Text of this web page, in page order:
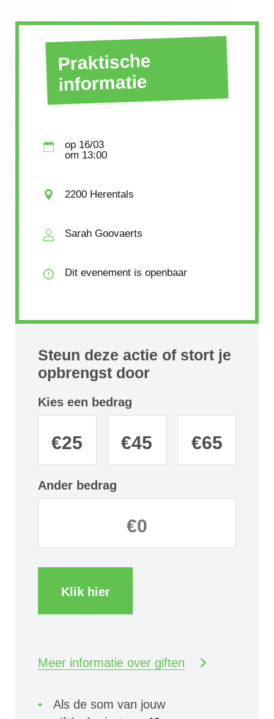
Praktische
informatie
op 16/03
om 13:00
2200 Herentals
Sarah Goovaerts
Dit evenement is openbaar
Steun deze actie of stort je
opbrengst door
Kies een bedrag
€25 €45 €65
Ander bedrag
Klik hier
Meer informatie over giften
Als de som van jouw